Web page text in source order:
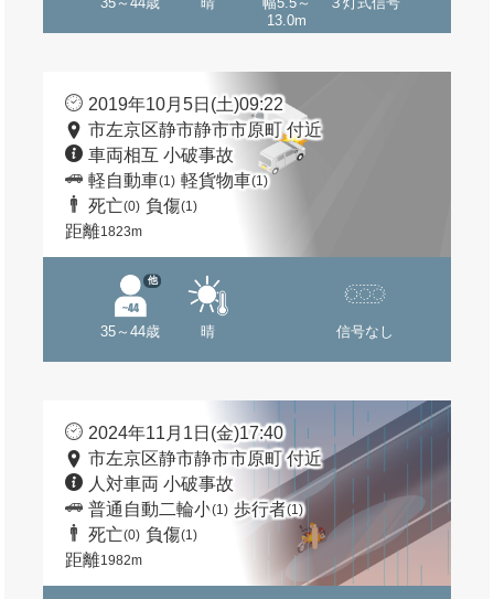
13.0m
2019年10月5日(土)09:22
市左京区静市静市市原町 付近
車両相互 小破事故
軽自動車(1) 軽貨物車(1)
死亡(0) 負傷(1)
距離1823m
35～44歳
他
晴 信号なし
2024年11月1日(金)17:40
市左京区静市静市市原町 付近
人対車両 小破事故
普通自動二輪小(1) 歩行者(1)
死亡(0) 負傷(1)
距離1982m